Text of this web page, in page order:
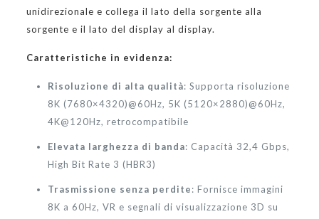
unidirezionale e collega il lato della sorgente alla
sorgente e il lato del display al display.
Caratteristiche in evidenza:
Risoluzione di alta qualità: Supporta risoluzione
8K (7680×4320)@60Hz, 5K (5120×2880)@60Hz,
4K@120Hz, retrocompatibile
Elevata larghezza di banda: Capacità 32,4 Gbps,
High Bit Rate 3 (HBR3)
Trasmissione senza perdite: Fornisce immagini
8K a 60Hz, VR e segnali di visualizzazione 3D su